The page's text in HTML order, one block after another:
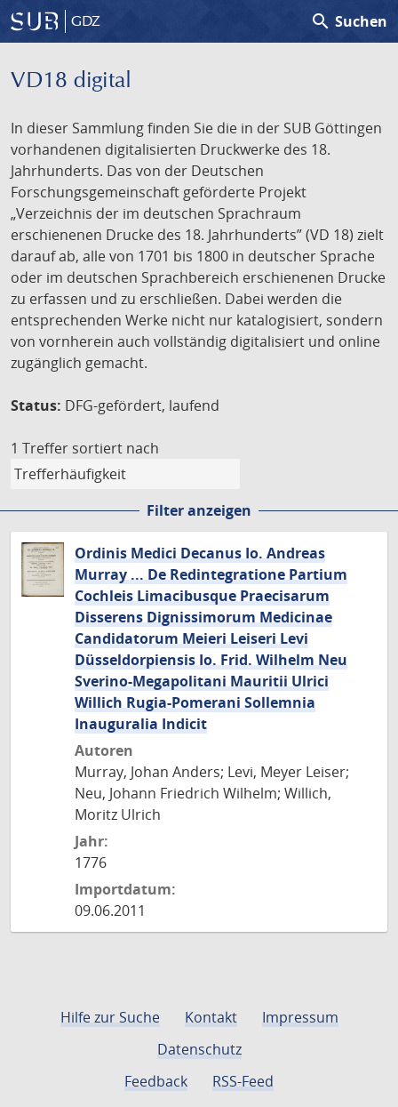
GDZ search Suchen
VD18 digital
In dieser Sammlung finden Sie die in der SUB Göttingen
vorhandenen digitalisierten Druckwerke des 18.
Jahrhunderts. Das von der Deutschen
Forschungsgemeinschaft geförderte Projekt
„Verzeichnis der im deutschen Sprachraum
erschienenen Drucke des 18. Jahrhunderts” (VD 18) zielt
darauf ab, alle von 1701 bis 1800 in deutscher Sprache
oder im deutschen Sprachbereich erschienenen Drucke
zu erfassen und zu erschließen. Dabei werden die
entsprechenden Werke nicht nur katalogisiert, sondern
von vornherein auch vollständig digitalisiert und online
zugänglich gemacht.
Status: DFG-gefördert, laufend
1 Treffer sortiert nach
Filter anzeigen
Ordinis Medici Decanus Io. Andreas
Murray ... De Redintegratione Partium
Cochleis Limacibusque Praecisarum
Disserens Dignissimorum Medicinae
Candidatorum Meieri Leiseri Levi
Düsseldorpiensis Io. Frid. Wilhelm Neu
Sverino-Megapolitani Mauritii Ulrici
Willich Rugia-Pomerani Sollemnia
Inauguralia Indicit
Autoren
Murray, Johan Anders; Levi, Meyer Leiser;
Neu, Johann Friedrich Wilhelm; Willich,
Moritz Ulrich
Jahr:
1776
Importdatum:
09.06.2011
Hilfe zur Suche Kontakt
Impressum
Datenschutz
Feedback
RSS-Feed